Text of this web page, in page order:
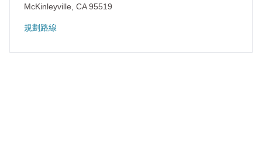
McKinleyville CA95519
規劃路線